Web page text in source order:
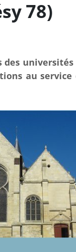
78)
universités
au